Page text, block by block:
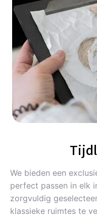
We bieden een
perfect passen in elk
zorgvuldig
klassieke ruimtes te